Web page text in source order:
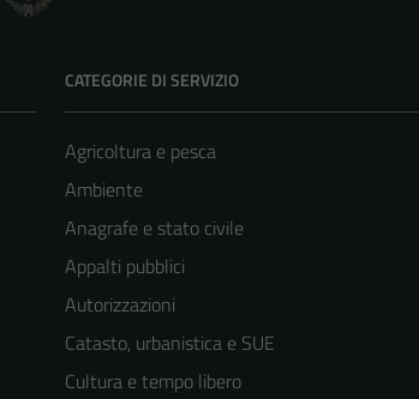
CATEGORIE DI SERVIZIO
Agricoltura e pesca
Ambiente
Anagrafe e stato civile
Appalti pubblici
Autorizzazioni
Catasto, urbanistica e SUE
Cultura e tempo libero